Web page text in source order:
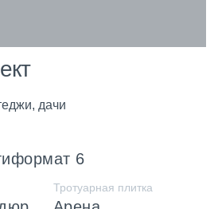
дачи
6
Тротуарная плитка